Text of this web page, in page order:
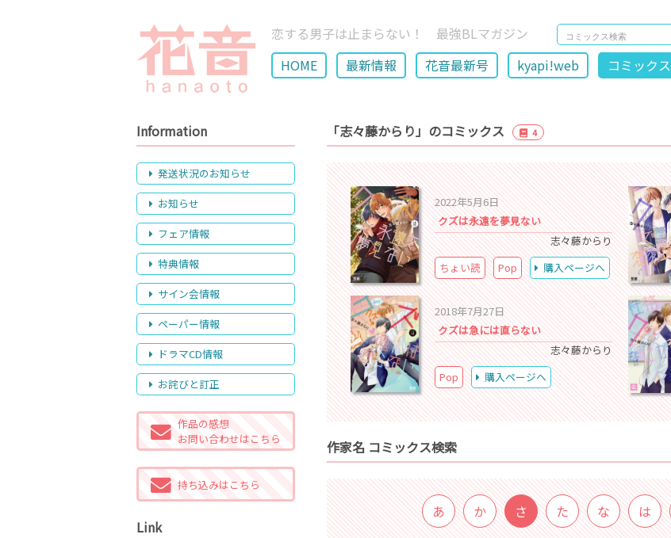
恋する男子は止まらない！ 最強BLマガジン
HOME
最新情報 花音最新号 kyapi!web コミックス
「志々藤からり」のコミックス 4
2022年5月6日
クズは永遠を夢見ない
志々藤からり
ちょい読
Pop 購入ページへ
2018年7月27日
クズは急には直らない
志々藤からり
Pop
購入ページへ
作家名 コミックス検索
あ か さ た な は
Information
発送状況のお知らせ
お知らせ
フェア情報
特典情報
サイン会情報
ペーパー情報
ドラマCD情報
お詫びと訂正
作品の感想
お問い合わせはこちら
持ち込みはこちら
Link